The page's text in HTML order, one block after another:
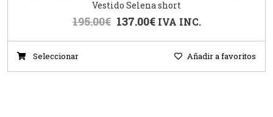
Vestido Selena short
195.00€ 137.00€ IVA INC.
Seleccionar Añadir a favoritos